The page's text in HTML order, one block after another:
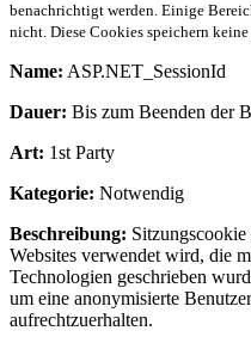
benachrichtigt werden. Einige
nicht. Diese Cookies speichern
Name: ASP.NET_SessionId
Dauer: Bis zum Beenden der
Art: 1st Party
Kategorie: Notwendig
Beschreibung:
Websites verwendet wird, die
Technologien geschrieben
um eine anonymisierte
aufrechtzuerhalten.